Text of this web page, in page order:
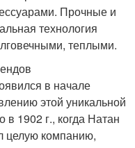
Прочные и
технология
теплыми.
в начале
этой уникальной
1902 г., когда Натан
целую компанию,